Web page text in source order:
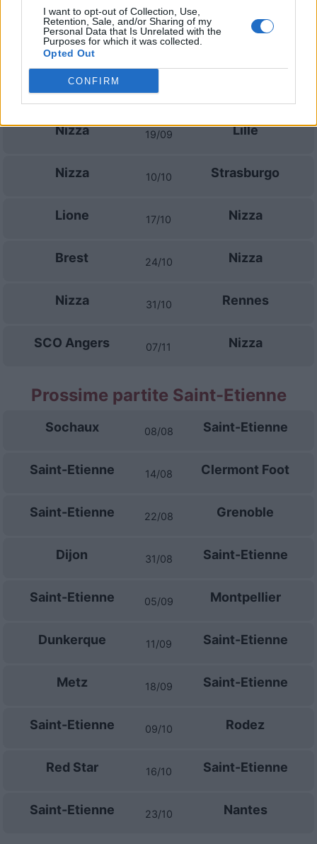
I want to opt-out of Collection, Use,
Retention, Sale, and/or Sharing of my
Personal Data that Is Unrelated with the
Purposes for which it was collected.
Opted Out
CONFIRM
30/08
Nizza
Auxerre 12/09
Nizza 19/09 Lille
Nizza 10/10 Strasburgo
Lione 17/10 Nizza
Brest 24/10 Nizza
Nizza 31/10 Rennes
SCO Angers 07/11 Nizza
Prossime partite Saint-Etienne
Sochaux 08/08 Saint-Etienne
Saint-Etienne 14/08 Clermont Foot
Saint-Etienne 22/08 Grenoble
Dijon 31/08 Saint-Etienne
Saint-Etienne 05/09 Montpellier
Dunkerque 11/09 Saint-Etienne
Metz 18/09 Saint-Etienne
Saint-Etienne 09/10 Rodez
Red Star 16/10 Saint-Etienne
Saint-Etienne 23/10 Nantes